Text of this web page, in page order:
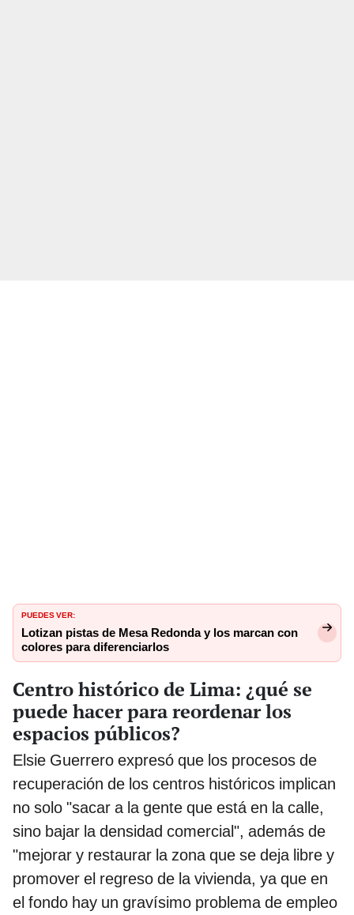
PUEDES VER:
Lotizan pistas de Mesa Redonda y los marcan con
colores para diferenciarlos
Centro histórico de Lima: ¿qué se
puede hacer para reordenar los
espacios públicos?
Elsie Guerrero expresó que los procesos de
recuperación de los centros históricos implican
no solo "sacar a la gente que está en la calle,
sino bajar la densidad comercial", además de
"mejorar y restaurar la zona que se deja libre y
promover el regreso de la vivienda, ya que en
el fondo hay un gravísimo problema de empleo